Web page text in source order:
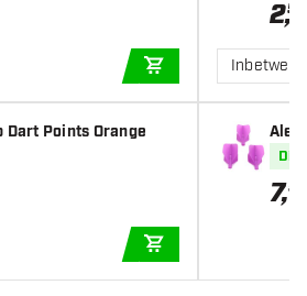
AGGIUNGI AL
Dart Points Orange
2,50
7,55